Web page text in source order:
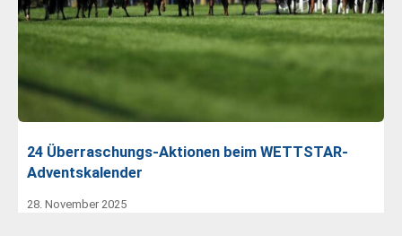
24 Überraschungs-Aktionen beim WETTSTAR-
Adventskalender
28. November 2025